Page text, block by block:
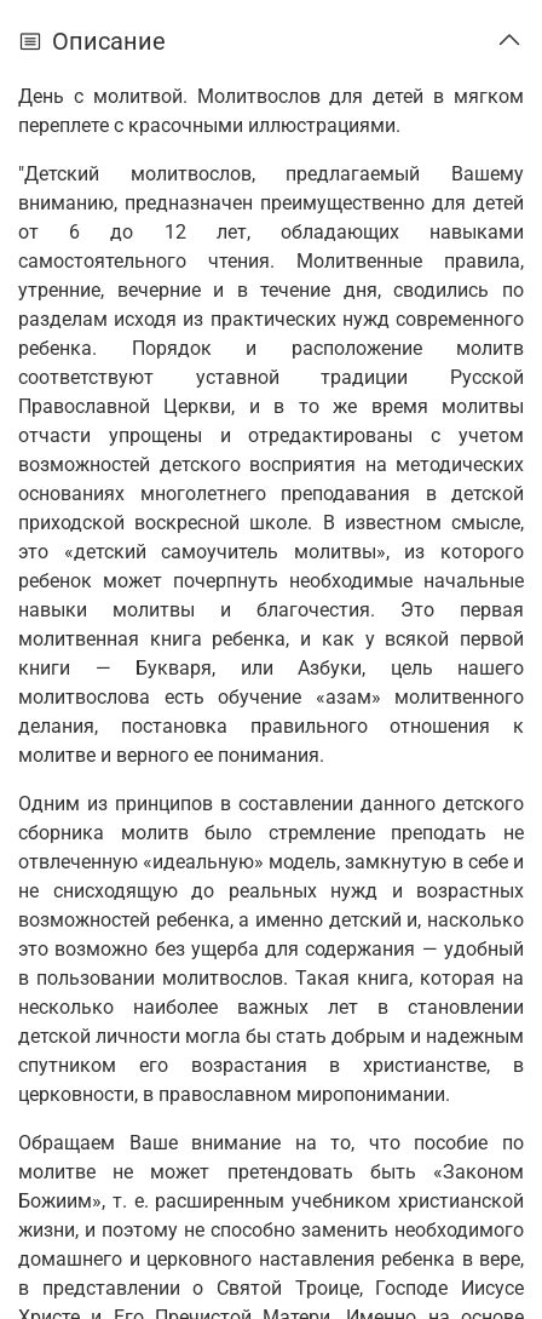
Описание
День с молитвой. Молитвослов для детей в мягком
переплете с красочными иллюстрациями.
"Детский молитвослов, предлагаемый Вашему
вниманию, предназначен преимущественно для детей
от 6 до 12 лет, обладающих навыками
самостоятельного чтения. Молитвенные правила,
утренние, вечерние и в течение дня, сводились по
разделам исходя из практических нужд современного
ребенка. Порядок и расположение молитв
соответствуют уставной традиции Русской
Православной Церкви, и в то же время молитвы
отчасти упрощены и отредактированы с учетом
возможностей детского восприятия на методических
основаниях многолетнего преподавания в детской
приходской воскресной школе. В известном смысле,
это «детский самоучитель молитвы», из которого
ребенок может почерпнуть необходимые начальные
навыки молитвы и благочестия. Это первая
молитвенная книга ребенка, и как у всякой первой
книги — Букваря, или Азбуки, цель нашего
молитвослова есть обучение «азам» молитвенного
делания, постановка правильного отношения к
молитве и верного ее понимания.
Одним из принципов в составлении данного детского
сборника молитв было стремление преподать не
отвлеченную «идеальную» модель, замкнутую в себе и
не снисходящую до реальных нужд и возрастных
возможностей ребенка, а именно детский и, насколько
это возможно без ущерба для содержания — удобный
в пользовании молитвослов. Такая книга, которая на
несколько наиболее важных лет в становлении
детской личности могла бы стать добрым и надежным
спутником его возрастания в христианстве, в
церковности, в православном миропонимании.
Обращаем Ваше внимание на то, что пособие по
молитве не может претендовать быть «Законом
Божиим», т. е. расширенным учебником христианской
жизни, и поэтому не способно заменить необходимого
домашнего и церковного наставления ребенка в вере,
в представлении о Святой Троице, Господе Иисусе